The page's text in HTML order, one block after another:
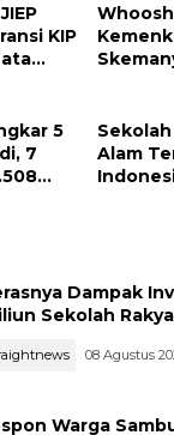
KIP
5
7
Alam
Dampak
Sekolah
08 Agustus
Warga